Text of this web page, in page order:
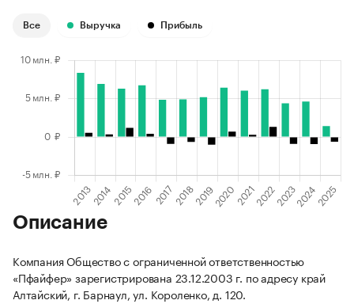
Все Выручка Прибыль
Описание
Компания Общество с ограниченной ответственностью
«Пфайфер» зарегистрирована 23.12.2003 г. по адресу край
Алтайский, г. Барнаул, ул. Короленко, д. 120.